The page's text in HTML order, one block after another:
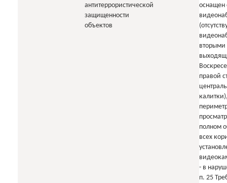
антитеррористической
защищенности
объектов
оснащен
вторыми
правой
полном
всех
- в
п. 25